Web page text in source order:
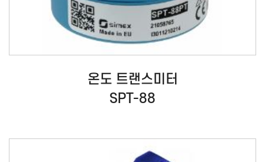
온도 트랜스미터
SPT-88